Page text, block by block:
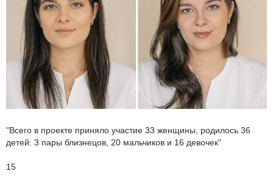
"Всего в проекте приняло участие 33 женщины, родилось 36
детей: 3 пары близнецов, 20 мальчиков и 16 девочек"
15